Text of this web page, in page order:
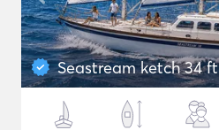
Seastream ketch 34 ft